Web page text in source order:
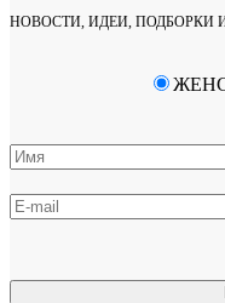
НОВОСТИ, ИДЕИ, ПОДБОРКИ